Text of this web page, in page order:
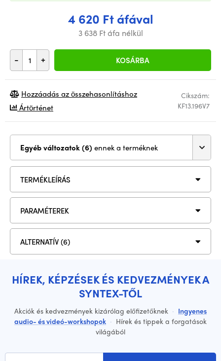
4 620 Ft áfával
3 638 Ft áfa nélkül
- + KOSÁRBA
Cikszám:
KF13.196V7
Hozzáadás az összehasonlításhoz
Ártörténet
Egyéb változatok (6) ennek a terméknek
TERMÉKLEÍRÁS
PARAMÉTEREK
ALTERNATÍV (6)
HÍREK, KÉPZÉSEK ÉS KEDVEZMÉNYEK A
SYNTEX-TŐL
Akciók és kedvezmények kizárólag előfizetőknek · Ingyenes
audio- és videó-workshopok · Hírek és tippek a forgatások
világából